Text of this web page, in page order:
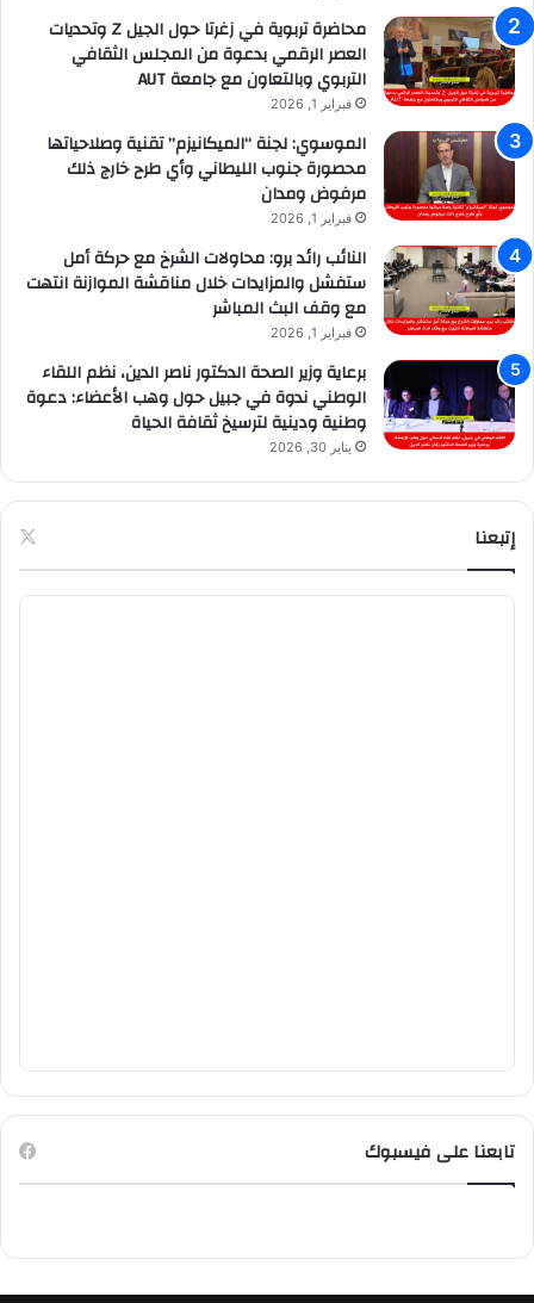
محاضرة تربوية في زغرتا حول الجيل Z وتحديات
العصر الرقمي بدعوة من المجلس الثقافي
التربوي وبالتعاون مع جامعة AUT
فبراير 1, 2026
الموسوي: لجنة “الميكانيزم” تقنية وصلاحياتها
محصورة جنوب الليطاني وأي طرح خارج ذلك
مرفوض ومدان
فبراير 1, 2026
النائب رائد برو: محاولات الشرخ مع حركة أمل
ستفشل والمزايدات خلال مناقشة الموازنة انتهت
مع وقف البث المباشر
فبراير 1, 2026
برعاية وزير الصحة الدكتور ناصر الدين، نظم اللقاء
الوطني ندوة في جبيل حول وهب الأعضاء: دعوة
وطنية ودينية لترسيخ ثقافة الحياة
يناير 30, 2026
إتبعنا
تابعنا على فيسبوك